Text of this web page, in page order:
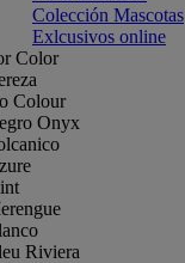
Colección Mascotas
Exlcusivos online
Color
Colour
Onyx
Riviera